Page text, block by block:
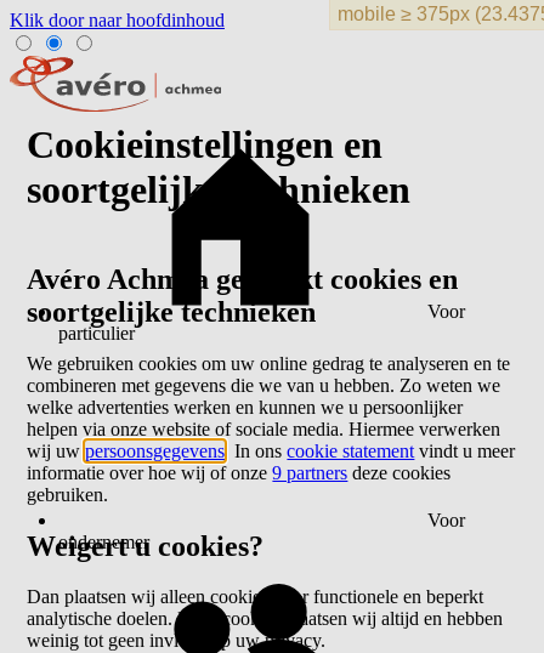
Klik door naar hoofdinhoud
Voor
particulier
Voor
ondernemer
Cookieinstellingen en
soortgelijke technieken
Avéro Achmea gebruikt cookies en
soortgelijke technieken
We gebruiken cookies om uw online gedrag te analyseren en te
combineren met gegevens die we van u hebben. Zo weten we
welke advertenties werken en kunnen we u persoonlijker
helpen via onze website of sociale media. Hiermee verwerken
wij uwpersoonsgegevens . In onscookie statement vindt u meer
informatie over hoe wij of onze9 partners deze cookies
gebruiken.
Weigert u cookies?
Dan plaatsen wij alleen cookies voor functionele en beperkt
analytische doelen. Deze cookies plaatsen wij altijd en hebben
weinig tot geen invloed op uw privacy.